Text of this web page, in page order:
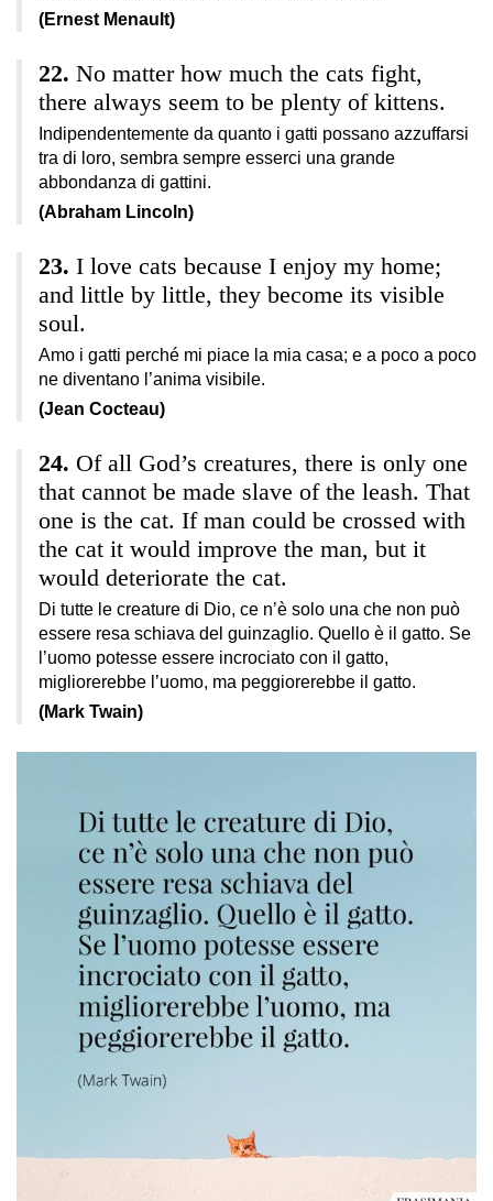
(Ernest Menault)
No matter how much the cats fight,
there always seem to be plenty of kittens.
Indipendentemente da quanto i gatti possano azzuffarsi
tra di loro, sembra sempre esserci una grande
abbondanza di gattini.
(Abraham Lincoln)
I love cats because I enjoy my home;
and little by little, they become its visible
soul.
Amo i gatti perché mi piace la mia casa; e a poco a poco
ne diventano l’anima visibile.
(Jean Cocteau)
Of all God’s creatures, there is only one
that cannot be made slave of the leash. That
one is the cat. If man could be crossed with
the cat it would improve the man, but it
would deteriorate the cat.
Di tutte le creature di Dio, ce n’è solo una che non può
essere resa schiava del guinzaglio. Quello è il gatto. Se
l’uomo potesse essere incrociato con il gatto,
migliorerebbe l’uomo, ma peggiorerebbe il gatto.
(Mark Twain)